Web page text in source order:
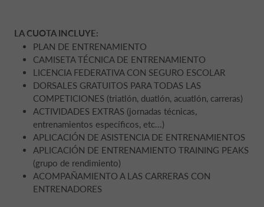
LA CUOTA INCLUYE:
PLAN DE ENTRENAMIENTO
CAMISETA TÉCNICA DE ENTRENAMIENTO
LICENCIA FEDERATIVA CON SEGURO ESCOLAR
DORSALES GRATUITOS PARA TODAS LAS
COMPETICIONES (triatlón, duatlón, acuatlón, carreras)
ACTIVIDADES EXTRAS (jornadas técnicas,
entrenamientos específicos, etc...)
APLICACIÓN DE ASISTENCIA DE ENTRENAMIENTOS
APLICACIÓN DE ENTRENAMIENTO TRAINING PEAKS
(grupo de rendimiento)
ACOMPAÑAMIENTO A LAS CARRERAS CON
ENTRENADORES